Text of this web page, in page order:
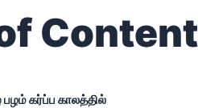
கர்ப்ப காலத்தில்